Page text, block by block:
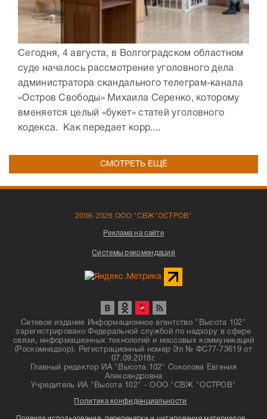
Сегодня, 4 августа, в Волгоградском областном
суде началось рассмотрение уголовного дела
администратора скандального телеграм-канала
«Остров Свободы» Михаила Серенко, которому
вменяется целый «букет» статей уголовного
кодекса. Как передает корр....
СМОТРЕТЬ ЕЩЁ
2006-2026 ООО "СВЖ"ОСТРОВ"
Реклама на сайте
Системы рекомендаций
Сетевое издание Информационное агентство "Высота 102"
зарегистрировано Федеральной службой по надзору в сфере
связи, информационных технологий и массовых коммуникаций
(Роскомнадзор). Регистрационный номер Эл № ФС77-73619 от
07.09.2018г.
Главный редактор ИА "Высота 102" Соколова Евгения
Александровна
Учредитель ИА "Высота 102" - ООО "СВЖ "ОСТРОВ"
Политика конфиденциальности